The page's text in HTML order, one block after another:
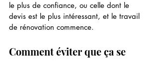
le plus de confiance, ou celle dont le
devis est le plus intéressant, et le travail
de rénovation commence.
Comment éviter que ça se